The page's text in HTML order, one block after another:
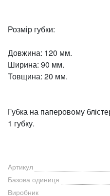
Розмір губки:
Довжина: 120 мм.
Ширина: 90 мм.
Товщина: 20 мм.
Губка на паперовому
1 губку.
Артикул
Базова одиниця
Виробник